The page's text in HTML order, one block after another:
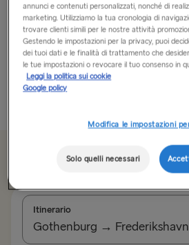
brivido delle avventure all’aria aperta
tranquillità della natura!
Attraversando colline, foreste
laghi, Värmland è una costa...
Da 99.60€ sola andata, auto e
Itinerario
Gothenburg → Frederikshavn
annunci e contenuti personalizzati, nonché di
marketing. Utilizziamo la tua cronologia di
trovare clienti simili per le nostre attività
Gestendo le impostazioni per la privacy, puoi
dei tuoi dati e le finalità di trattamento che
le tue impostazioni o revocare il tuo consenso in
Leggi la politica sui cookie
Google policy
Modifica le impostazioni
Solo quelli necessari